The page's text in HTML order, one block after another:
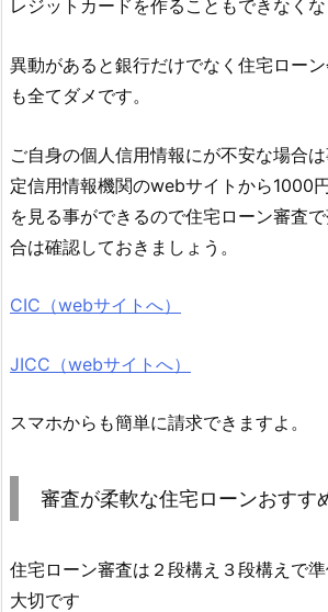
レジットカードを作ることもできなくな
異動があると銀行だけでなく住宅ロー
も全てダメです。
ご自身の個人信用情報にが不安な場合
定信用情報機関のwebサイトから1000
を見る事ができるので住宅ローン審査
合は確認しておきましょう。
CIC（webサイトへ）
JICC（webサイトへ）
スマホからも簡単に請求できますよ。
審査が柔軟な住宅ローンおすす
住宅ローン審査は２段構え３段構えで
大切です